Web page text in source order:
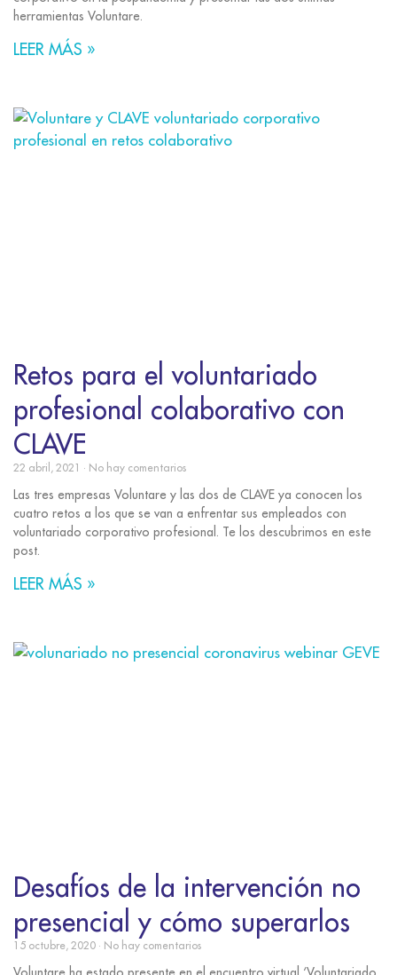
herramientas Voluntare.
LEER MÁS »
Retos para el voluntariado
profesional colaborativo con
CLAVE
22 abril, 2021 No hay comentarios
Las tres empresas Voluntare y las dos de CLAVE ya conocen los
cuatro retos a los que se van a enfrentar sus empleados con
voluntariado corporativo profesional. Te los descubrimos en este
post.
LEER MÁS »
Desafíos de la intervención no
presencial y cómo superarlos
15 octubre, 2020 No hay comentarios